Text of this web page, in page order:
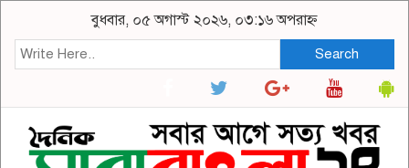
বুধবার, ০৫ অগাস্ট ২০২৬, ০৩:১৬ অপরাহ্ন
Search